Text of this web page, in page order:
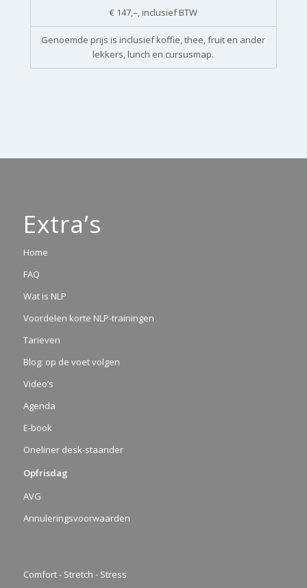
€ 147,–, inclusief BTW
Genoemde prijs is inclusief koffie, thee, fruit en ander
lekkers, lunch en cursusmap.
Extra’s
Home
FAQ
Wat is NLP
Voordelen korte NLP-trainingen
Tarieven
Blog: op de voet volgen
Video’s
Agenda
E-book
Oneliner desk-staander
Opfrisdag
AVG
Annuleringsvoorwaarden
Comfort - Stretch - Stress